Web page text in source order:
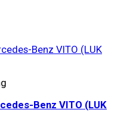
Benz VITO (LUK